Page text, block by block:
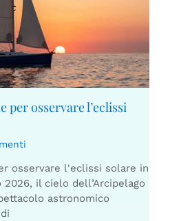
per osservare l’eclissi
osservare l'eclissi solare in
2026, il cielo dell’Arcipelago
astronomico